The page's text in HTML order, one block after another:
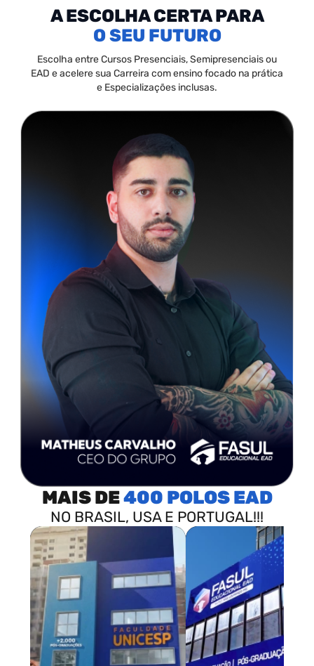
A ESCOLHA CERTA PARA
SEU FUTURO
Escolha entre Cursos Presenciais, Semipresenciais ou
EAD e acelere sua Carreira com ensino focado na prática
e Especializações inclusas.
MAIS DE400 POLOS
NO BRASIL, USA E PORTUGAL!!!